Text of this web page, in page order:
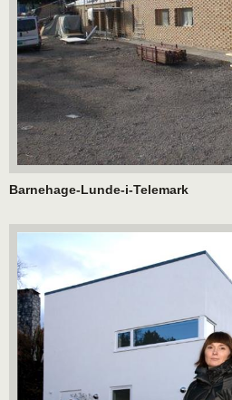
Barnehage-Lunde-i-Telemark